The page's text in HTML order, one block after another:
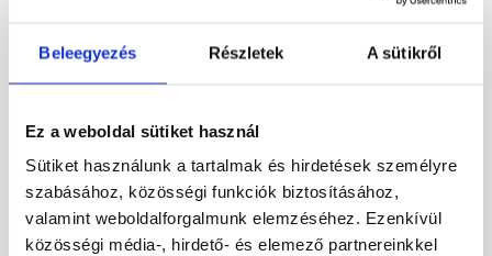
Beleegyezés Részletek A sütikről
Ez a weboldal sütiket használ
Sütiket használunk a tartalmak és hirdetések személyre
szabásához, közösségi funkciók biztosításához,
valamint weboldalforgalmunk elemzéséhez. Ezenkívül
közösségi média-, hirdető- és elemező partnereinkkel
Thermomaster szilikon
vékonyvakolat, kapart 1,5
30 660 Ft/ db
1 226 Ft / kg
Megnézem
Thermomaster akril
27 385 Ft/ db
1 095 Ft / kg
Megnézem